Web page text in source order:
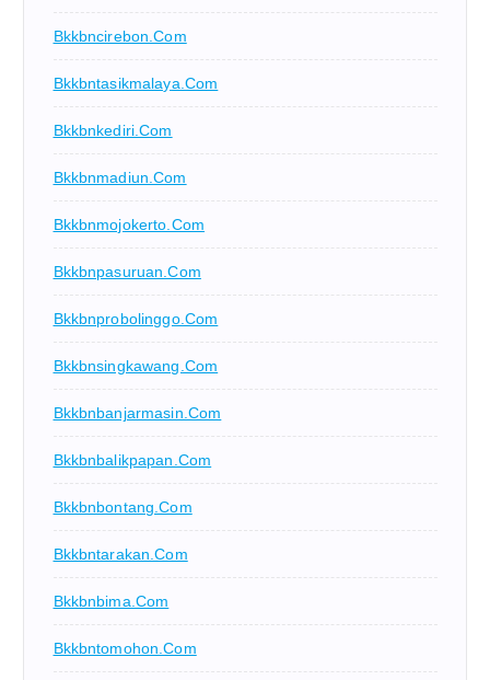
Bkkbncirebon.com
Bkkbntasikmalaya.com
Bkkbnkediri.com
Bkkbnmadiun.com
Bkkbnmojokerto.com
Bkkbnpasuruan.com
Bkkbnprobolinggo.com
Bkkbnsingkawang.com
Bkkbnbanjarmasin.com
Bkkbnbalikpapan.com
Bkkbnbontang.com
Bkkbntarakan.com
Bkkbnbima.com
Bkkbntomohon.com